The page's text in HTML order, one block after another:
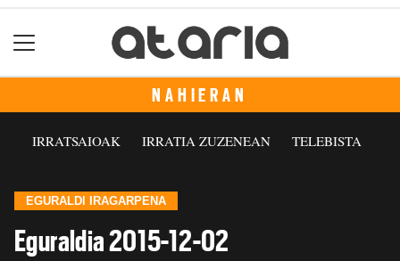
NAHIERAN
IRRATSAIOAK IRRATIA ZUZENEAN TELEBISTA
EGURALDI IRAGARPENA
Eguraldia 2015-12-02